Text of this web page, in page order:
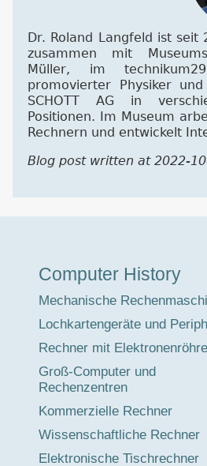
Dr. Roland Langfeld ist seit
zusammen mit
Müller, im
promovierter Physiker
SCHOTT AG in
Positionen. Im Museum
Rechnern und entwickelt
Blog post written at 2022-
Computer History
Mechanische
Lochkartengeräte und
Rechner mit
Groß-Computer und
Rechenzentren
Kommerzielle Rechner
Wissenschaftliche Rechner
Elektronische Tischrechner